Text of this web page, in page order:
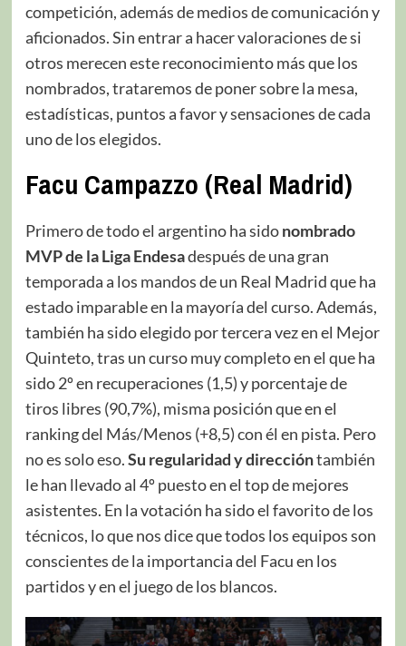
competición, además de medios de comunicación y
aficionados. Sin entrar a hacer valoraciones de si
otros merecen este reconocimiento más que los
nombrados, trataremos de poner sobre la mesa,
estadísticas, puntos a favor y sensaciones de cada
uno de los elegidos.
Facu Campazzo (Real Madrid)
Primero de todo el argentino ha sidonombrado
MVP de la Liga Endesadespués de una gran
temporada a los mandos de un Real Madrid que ha
estado imparable en la mayoría del curso. Además,
también ha sido elegido por tercera vez en el Mejor
Quinteto, tras un curso muy completo en el que ha
sido 2º en recuperaciones (1,5) y porcentaje de
tiros libres (90,7%), misma posición que en el
ranking del Más/Menos (+8,5) con él en pista. Pero
no es solo eso.Su regularidad y direccióntambién
le han llevado al 4º puesto en el top de mejores
asistentes. En la votación ha sido el favorito de los
técnicos, lo que nos dice que todos los equipos son
conscientes de la importancia del Facu en los
partidos y en el juego de los blancos.